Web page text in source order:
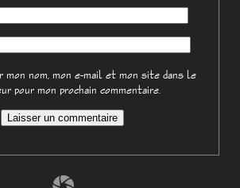
nom, mon e-mail et mon site dans le
pour mon prochain commentaire.